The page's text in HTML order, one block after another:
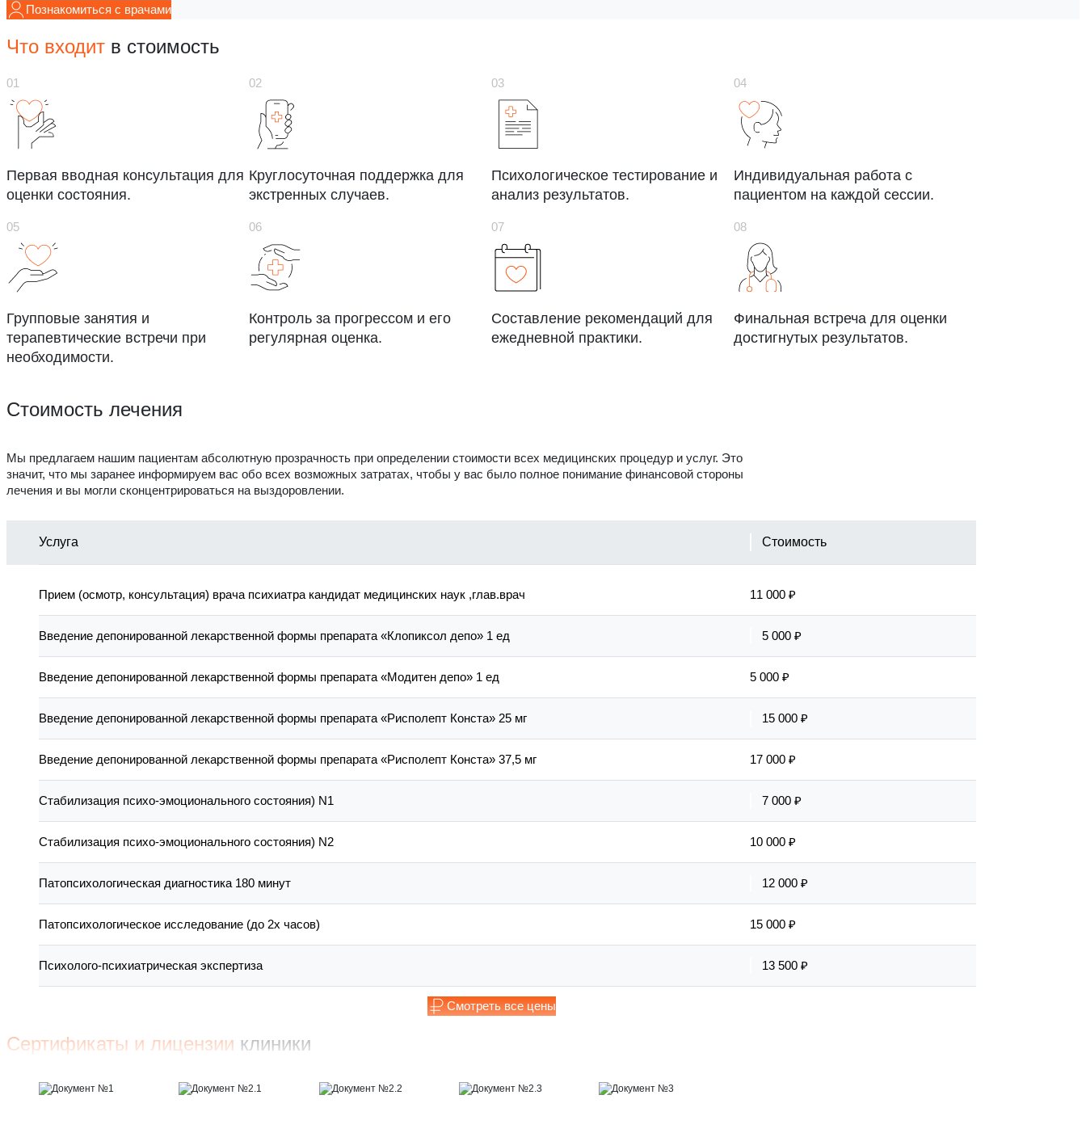
Познакомиться с врачами
Что входит в стоимость
Первая вводная консультация для
оценки состояния.
Круглосуточная поддержка для
экстренных случаев.
Психологическое тестирование и
анализ результатов.
Индивидуальная работа с
пациентом на каждой сессии.
Групповые занятия и
терапевтические встречи при
необходимости.
Контроль за прогрессом и его
регулярная оценка.
Составление рекомендаций для
ежедневной практики.
Финальная встреча для оценки
достигнутых результатов.
Стоимость лечения
Мы предлагаем нашим пациентам абсолютную прозрачность при определении стоимости всех медицинских процедур и услуг. Это
значит, что мы заранее информируем вас обо всех возможных затратах, чтобы у вас было полное понимание финансовой стороны
лечения и вы могли сконцентрироваться на выздоровлении.
Услуга Стоимость
Прием (осмотр, консультация) врача психиатра кандидат медицинских наук ,глав.врач 11 000 ₽
Введение депонированной лекарственной формы препарата «Клопиксол депо» 1 ед 5 000 ₽
Введение депонированной лекарственной формы препарата «Модитен депо» 1 ед 5 000 ₽
Введение депонированной лекарственной формы препарата «Рисполепт Конста» 25 мг 15 000 ₽
Введение депонированной лекарственной формы препарата «Рисполепт Конста» 37,5 мг 17 000 ₽
Стабилизация психо-эмоционального состояния) N1 7 000 ₽
Стабилизация психо-эмоционального состояния) N2 10 000 ₽
Патопсихологическая диагностика 180 минут 12 000 ₽
Патопсихологическое исследование (до 2х часов) 15 000 ₽
Психолого-психиатрическая экспертиза 13 500 ₽
Смотреть все цены
Сертификаты и лицензии клиники